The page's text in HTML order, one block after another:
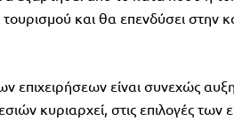
και θα επενδύσει στην
είναι συνεχώς
κυριαρχεί, στις επιλογές των